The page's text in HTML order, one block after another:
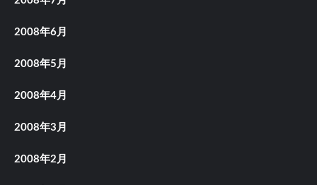
2008年6月
2008年5月
2008年4月
2008年3月
2008年2月